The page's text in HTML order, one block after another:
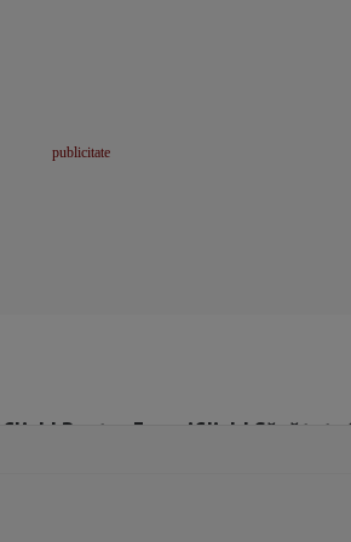
Click! Pentru FemeiClick! Sănătate